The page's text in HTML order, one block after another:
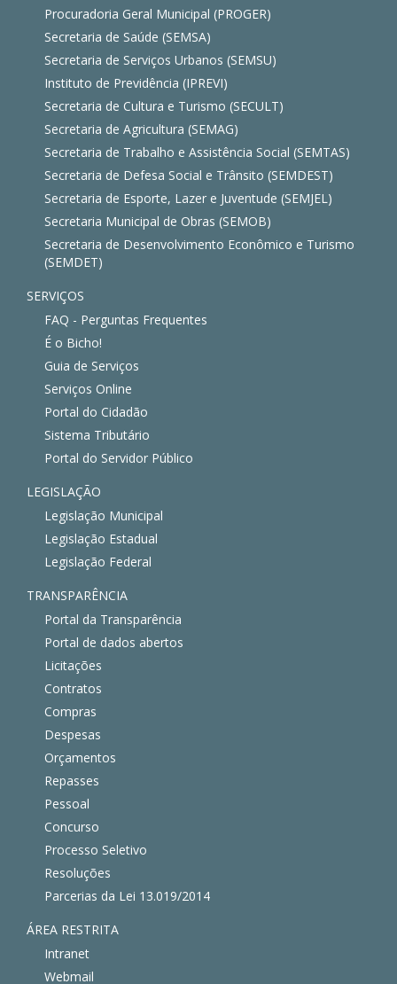
Procuradoria Geral Municipal (PROGER)
Secretaria de Saúde (SEMSA)
Secretaria de Serviços Urbanos (SEMSU)
Instituto de Previdência (IPREVI)
Secretaria de Cultura e Turismo (SECULT)
Secretaria de Agricultura (SEMAG)
Secretaria de Trabalho e Assistência Social (SEMTAS)
Secretaria de Defesa Social e Trânsito (SEMDEST)
Secretaria de Esporte, Lazer e Juventude (SEMJEL)
Secretaria Municipal de Obras (SEMOB)
Secretaria de Desenvolvimento Econômico e Turismo
(SEMDET)
SERVIÇOS
FAQ - Perguntas Frequentes
É o Bicho!
Guia de Serviços
Serviços Online
Portal do Cidadão
Sistema Tributário
Portal do Servidor Público
LEGISLAÇÃO
Legislação Municipal
Legislação Estadual
Legislação Federal
TRANSPARÊNCIA
Portal da Transparência
Portal de dados abertos
Licitações
Contratos
Compras
Despesas
Orçamentos
Repasses
Pessoal
Concurso
Processo Seletivo
Resoluções
Parcerias da Lei 13.019/2014
ÁREA RESTRITA
Intranet
Webmail